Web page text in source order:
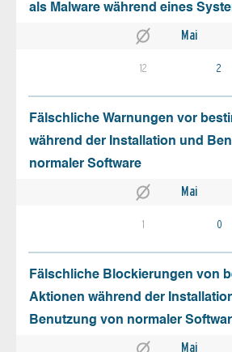
als Malware während eines
Mai
12 2
Fälschliche Warnungen vor
während der Installation und
normaler Software
Mai
1 0
Fälschliche Blockierungen von
Aktionen während der
Benutzung von normaler
Mai